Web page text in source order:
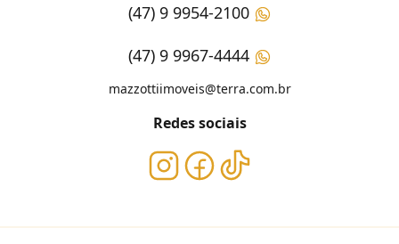
(47) 9 9954-2100
(47) 9 9967-4444
mazzottiimoveis@terra.com.br
Redes sociais